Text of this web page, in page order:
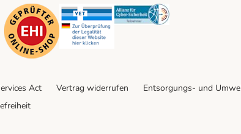
Security Security Security
Act Vertrag widerrufen Entsorgungs- und